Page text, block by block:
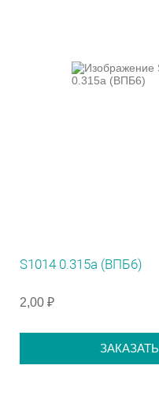
S1014 0.315а (ВПБ6)
2,00 ₽
ЗАКАЗАТЬ